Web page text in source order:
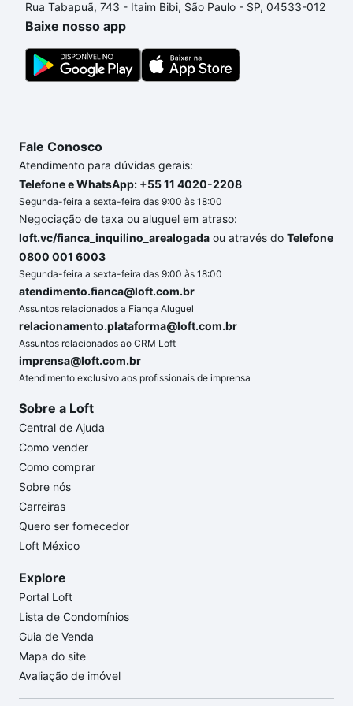
um apartamento
e conte com a gente para comprar
o imóvel dos seus sonhos com segurança e
conforto. Loft, com você até as chaves.
Rua Tabapuã, 743 - Itaim Bibi, São Paulo - SP, 04533-012
Baixe nosso app
Fale Conosco
Atendimento para dúvidas gerais:
Telefone e WhatsApp: +55 11 4020-2208
Segunda-feira a sexta-feira das 9:00 às 18:00
Negociação de taxa ou aluguel em atraso:
loft.vc/fianca_inquilino_arealogada ou através do Telefone
0800 001 6003
Segunda-feira a sexta-feira das 9:00 às 18:00
atendimento.fianca@loft.com.br
Assuntos relacionados a Fiança Aluguel
relacionamento.plataforma@loft.com.br
Assuntos relacionados ao CRM Loft
imprensa@loft.com.br
Atendimento exclusivo aos profissionais de imprensa
Sobre a Loft
Central de Ajuda
Como vender
Como comprar
Sobre nós
Carreiras
Quero ser fornecedor
Loft México
Explore
Portal Loft
Lista de Condomínios
Guia de Venda
Mapa do site
Avaliação de imóvel